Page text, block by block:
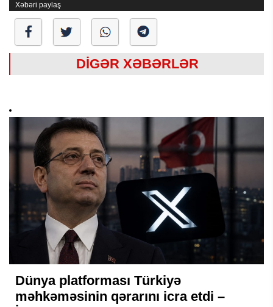
Xəbəri paylaş
DİGƏR XƏBƏRLƏR
Dünya platforması Türkiyə
məhkəməsinin qərarını icra etdi –